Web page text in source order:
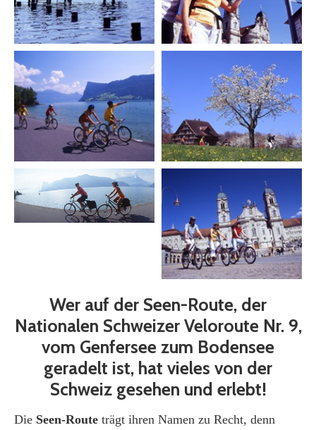
Wer auf der Seen-Route, der
Nationalen Schweizer Veloroute Nr. 9,
vom Genfersee zum Bodensee
geradelt ist, hat vieles von der
Schweiz gesehen und erlebt!
Die Seen-Route trägt ihren Namen zu Recht, denn